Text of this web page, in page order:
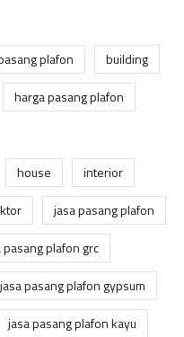
plafon
building
harga pasang plafon
house
interior
jasa pasang plafon
pasang plafon grc
jasa pasang plafon gypsum
jasa pasang plafon kayu